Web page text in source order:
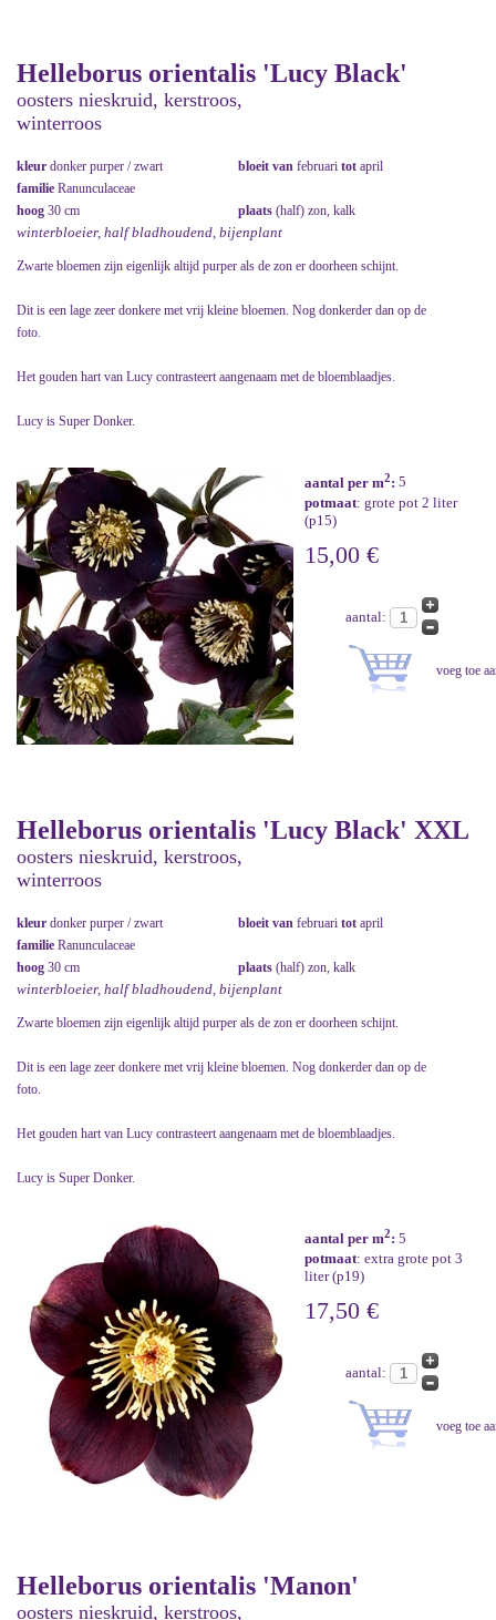
Helleborus orientalis 'Lucy Black'
oosters nieskruid, kerstroos,
winterroos
kleur donker purper / zwart bloeit van februari tot april
familie Ranunculaceae
hoog 30 cm plaats (half) zon, kalk
winterbloeier, half bladhoudend, bijenplant
Zwarte bloemen zijn eigenlijk altijd purper als de zon er doorheen schijnt.
Dit is een lage zeer donkere met vrij kleine bloemen. Nog donkerder dan op de
foto.
Het gouden hart van Lucy contrasteert aangenaam met de bloemblaadjes.
Lucy is Super Donker.
aantal per m2: 5
potmaat: grote pot 2 liter
(p15)
15,00 €
aantal:
Helleborus orientalis 'Lucy Black' XXL
oosters nieskruid, kerstroos,
winterroos
kleur donker purper / zwart bloeit van februari tot april
familie Ranunculaceae
hoog 30 cm plaats (half) zon, kalk
winterbloeier, half bladhoudend, bijenplant
Zwarte bloemen zijn eigenlijk altijd purper als de zon er doorheen schijnt.
Dit is een lage zeer donkere met vrij kleine bloemen. Nog donkerder dan op de
foto.
Het gouden hart van Lucy contrasteert aangenaam met de bloemblaadjes.
Lucy is Super Donker.
aantal per m2: 5
potmaat: extra grote pot 3
liter (p19)
17,50 €
aantal:
Helleborus orientalis 'Manon'
oosters nieskruid, kerstroos,